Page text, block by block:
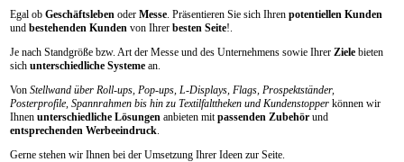
Egal ob Geschäftsleben oder Messe. Präsentieren Sie sich Ihren potentiellen Kunden
und bestehenden Kunden von Ihrer besten Seite!.
Je nach Standgröße bzw. Art der Messe und des Unternehmens sowie Ihrer Ziele bieten
sich unterschiedliche Systeme an.
Von Stellwand über Roll-ups, Pop-ups, L-Displays, Flags, Prospektständer,
Posterprofile, Spannrahmen bis hin zu Textilfalttheken und Kundenstopper können wir
Ihnen unterschiedliche Lösungen anbieten mitpassenden Zubehör und
entsprechenden Werbeeindruck.
Gerne stehen wir Ihnen bei der Umsetzung Ihrer Ideen zur Seite.